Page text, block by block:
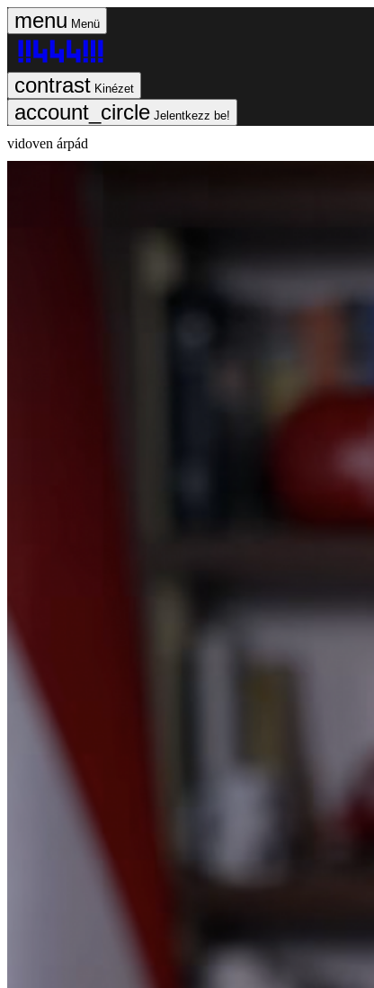
Menü
Kinézet
Jelentkezz be!
vidoven árpád